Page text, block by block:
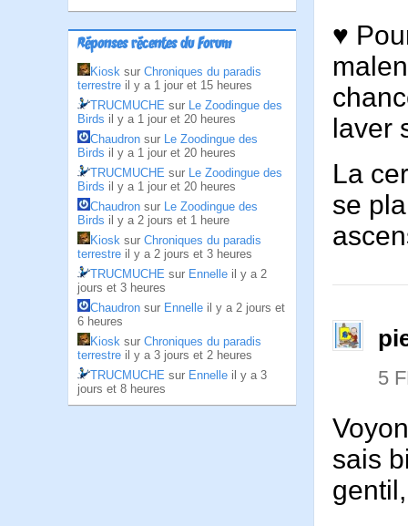
Réponses récentes du Forum
Kiosk sur Chroniques du paradis
terrestre il y a 1 jour et 15 heures
TRUCMUCHE sur Le Zoodingue des
Birds il y a 1 jour et 20 heures
Chaudron sur Le Zoodingue des
Birds il y a 1 jour et 20 heures
TRUCMUCHE sur Le Zoodingue des
Birds il y a 1 jour et 20 heures
Chaudron sur Le Zoodingue des
Birds il y a 2 jours et 1 heure
Kiosk sur Chroniques du paradis
terrestre il y a 2 jours et 3 heures
TRUCMUCHE sur Ennelle il y a 2
jours et 3 heures
Chaudron sur Ennelle il y a 2 jours et
6 heures
Kiosk sur Chroniques du paradis
terrestre il y a 3 jours et 2 heures
TRUCMUCHE sur Ennelle il y a 3
jours et 8 heures
♥
laver
La
se
5
sais